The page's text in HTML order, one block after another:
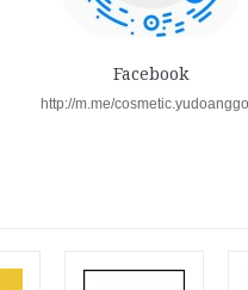
Facebook
http://m.me/